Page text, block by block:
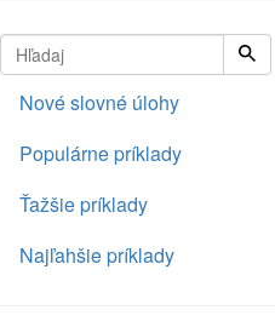
Nové slovné úlohy
Populárne príklady
Ťažšie príklady
Najľahšie príklady